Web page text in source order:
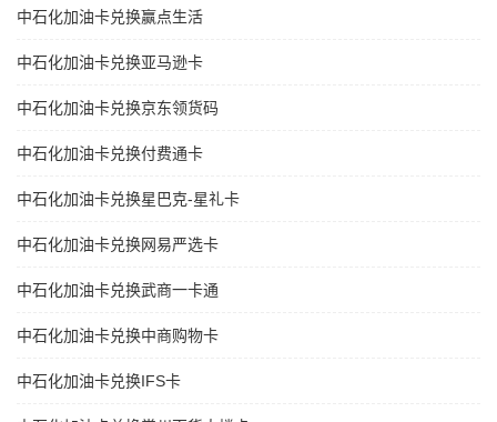
中石化加油卡兑换赢点生活
中石化加油卡兑换亚马逊卡
中石化加油卡兑换京东领货码
中石化加油卡兑换付费通卡
中石化加油卡兑换星巴克-星礼卡
中石化加油卡兑换网易严选卡
中石化加油卡兑换武商一卡通
中石化加油卡兑换中商购物卡
中石化加油卡兑换IFS卡